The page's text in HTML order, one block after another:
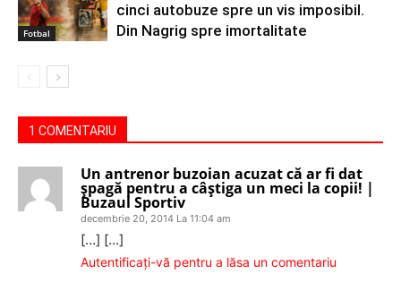
Fotbal
cinci autobuze spre un vis imposibil.
Din Nagrig spre imortalitate
1 COMENTARIU
Un antrenor buzoian acuzat că ar fi dat
şpagă pentru a câştiga un meci la copii! |
Buzaul Sportiv
decembrie 20, 2014 La 11:04 am
[…] […]
Autentificați-vă pentru a lăsa un comentariu